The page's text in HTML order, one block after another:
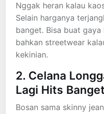
Nggak heran kalau
Selain harganya
banget. Bisa buat
bahkan streetwear
kekinian.
2. Celana
Lagi Hits Banget
Bosan sama skinny